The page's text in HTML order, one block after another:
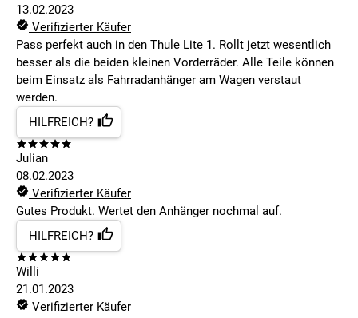
13.02.2023
Verifizierter Käufer
Pass perfekt auch in den Thule Lite 1. Rollt jetzt wesentlich
besser als die beiden kleinen Vorderräder. Alle Teile können
beim Einsatz als Fahrradanhänger am Wagen verstaut
werden.
HILFREICH?
Julian
08.02.2023
Verifizierter Käufer
Gutes Produkt. Wertet den Anhänger nochmal auf.
HILFREICH?
Willi
21.01.2023
Verifizierter Käufer